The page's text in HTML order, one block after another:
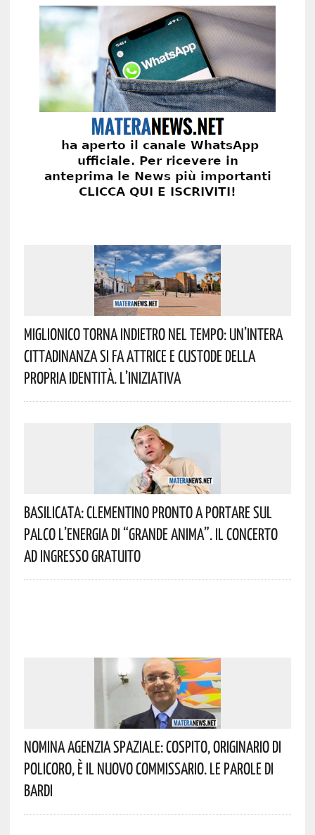
Miglionico Torna Indietro Nel Tempo: Un’intera
Cittadinanza Si Fa Attrice E Custode Della
Propria Identità. L’iniziativa
Basilicata: Clementino Pronto A Portare Sul
Palco L’energia Di “Grande Anima”. Il Concerto
Ad Ingresso Gratuito
Nomina Agenzia Spaziale: Cospito, Originario Di
Policoro, È Il Nuovo Commissario. Le Parole Di
Bardi